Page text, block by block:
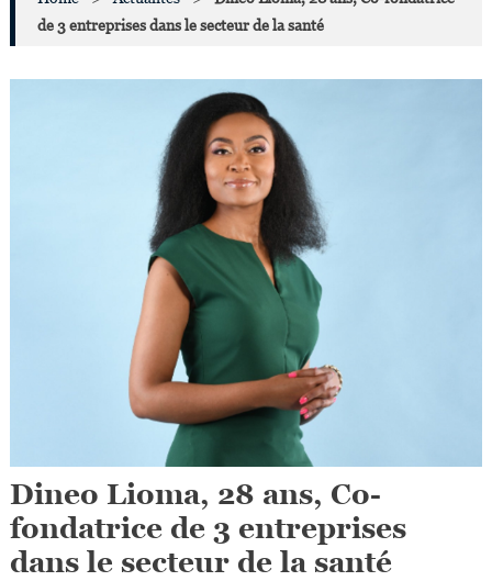
de 3 entreprises dans le secteur de la santé
Dineo Lioma, 28 ans, Co-
fondatrice de 3 entreprises
dans le secteur de la santé